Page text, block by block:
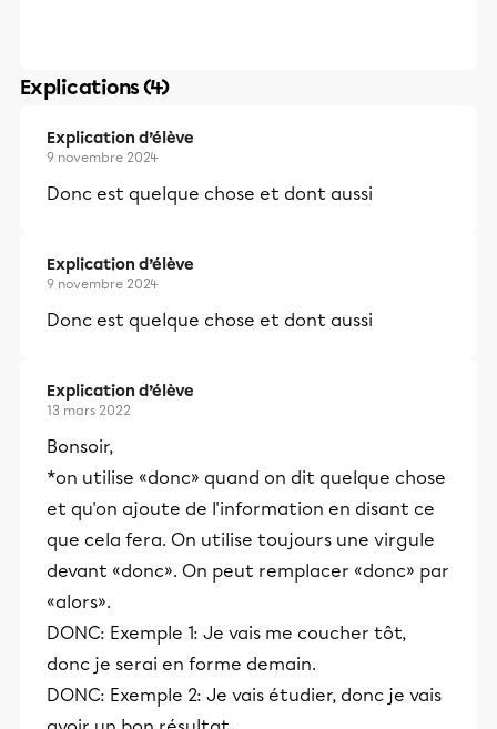
Explications (4)
Explication d’élève
9 novembre 2024
Donc est quelque chose et dont aussi
Explication d’élève
9 novembre 2024
Donc est quelque chose et dont aussi
Explication d’élève
13 mars 2022
Bonsoir,
*on utilise «donc» quand on dit quelque chose
et qu'on ajoute de l'information en disant ce
que cela fera. On utilise toujours une virgule
devant «donc». On peut remplacer «donc» par
«alors».
DONC: Exemple 1: Je vais me coucher tôt,
donc je serai en forme demain.
DONC: Exemple 2: Je vais étudier, donc je vais